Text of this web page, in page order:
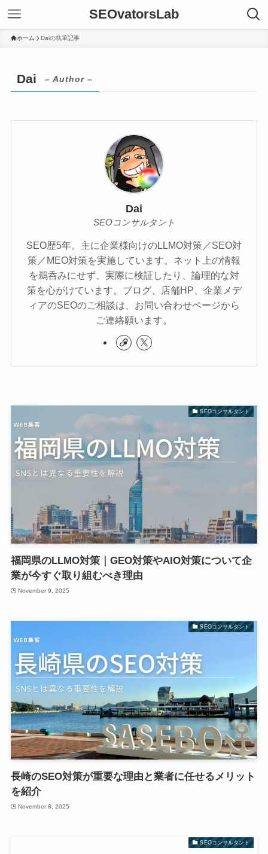
SEOvatorsLab
ホーム Daiの執筆記事
Dai – Author –
Dai
SEOコンサルタント
SEO歴5年。主に企業様向けのLLMO対策／SEO対
策／MEO対策を実施しています。ネット上の情報
を鵜呑みにせず、実際に検証したり、論理的な対
策を心がけています。ブログ、店舗HP、企業メデ
ィアのSEOのご相談は、お問い合わせページから
ご連絡願います。
SEOコンサルタント
福岡県のLLMO対策｜GEO対策やAIO対策について企
業が今すぐ取り組むべき理由
November 9, 2025
SEOコンサルタント
長崎のSEO対策が重要な理由と業者に任せるメリット
を紹介
November 8, 2025
SEOコンサルタント